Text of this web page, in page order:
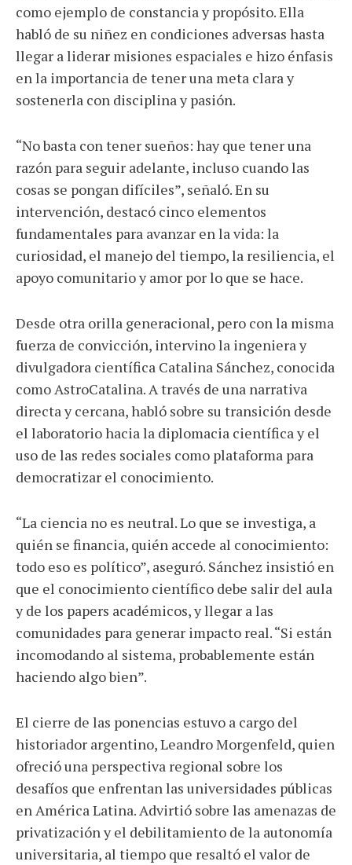
como ejemplo de constancia y propósito. Ella
habló de su niñez en condiciones adversas hasta
llegar a liderar misiones espaciales e hizo énfasis
en la importancia de tener una meta clara y
sostenerla con disciplina y pasión.
“No basta con tener sueños: hay que tener una
razón para seguir adelante, incluso cuando las
cosas se pongan difíciles”, señaló. En su
intervención, destacó cinco elementos
fundamentales para avanzar en la vida: la
curiosidad, el manejo del tiempo, la resiliencia, el
apoyo comunitario y amor por lo que se hace.
Desde otra orilla generacional, pero con la misma
fuerza de convicción, intervino la ingeniera y
divulgadora científica Catalina Sánchez, conocida
como AstroCatalina. A través de una narrativa
directa y cercana, habló sobre su transición desde
el laboratorio hacia la diplomacia científica y el
uso de las redes sociales como plataforma para
democratizar el conocimiento.
“La ciencia no es neutral. Lo que se investiga, a
quién se financia, quién accede al conocimiento:
todo eso es político”, aseguró. Sánchez insistió en
que el conocimiento científico debe salir del aula
y de los papers académicos, y llegar a las
comunidades para generar impacto real. “Si están
incomodando al sistema, probablemente están
haciendo algo bien”.
El cierre de las ponencias estuvo a cargo del
historiador argentino, Leandro Morgenfeld, quien
ofreció una perspectiva regional sobre los
desafíos que enfrentan las universidades públicas
en América Latina. Advirtió sobre las amenazas de
privatización y el debilitamiento de la autonomía
universitaria, al tiempo que resaltó el valor de